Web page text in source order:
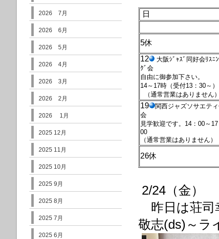
日
5休
12
大阪ｼﾞｬｽﾞ同好会ﾘｽﾆﾝ
ｸﾞ会
自由に御参加下さい。
14～17時（受付13：30～）
（通常営業はありません
19 関西ジャ ズソサエテ
会
見学歓迎です。14：00～
00
（通常営業はありません）
26休
2/24（金）
昨日は荘司
敬志(ds)～ラ
2026 7月
2026 6月
2026 5月
2026 4月
2026 3月
2026 2月
2026 1月
2025 12月
2025 11月
2025 10月
2025 9月
2025 8月
2025 7月
2025 6月